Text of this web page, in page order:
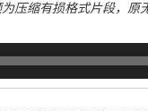
为压缩有损格式片段，原